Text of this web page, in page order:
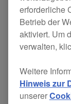
Gemäß
2009/
erforderliche
Betrieb der
aktiviert. Um
verwalten,
Weitere
Hinweis zur
unserer